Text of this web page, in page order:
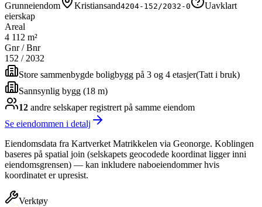
Grunneiendom
Kristiansand4204-152/2032-0
Uavklart
eierskap
Areal
4 112 m²
Gnr / Bnr
152 /2032
Store sammenbygde boligbygg på 3 og 4 etasjer(Tatt i bruk)
Sannsynlig bygg (18 m)
12 andre selskaperregistrert på samme eiendom
Se eiendommen i detalj
Eiendomsdata fra Kartverket Matrikkelen via Geonorge. Koblingen
baseres på spatial join (selskapets geocodede koordinat ligger inni
eiendomsgrensen) — kan inkludere naboeiendommer hvis
koordinatet er upresist.
Verktøy